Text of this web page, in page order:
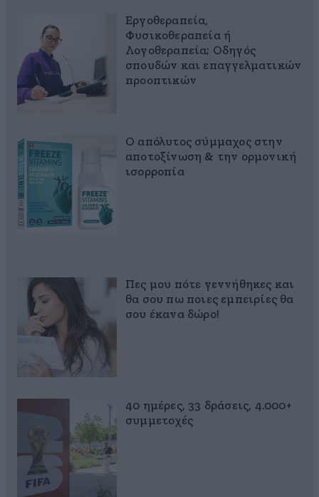
Εργοθεραπεία,
Φυσικοθεραπεία ή
Λογοθεραπεία; Οδηγός
σπουδών και επαγγελματικών
προοπτικών
Ο απόλυτος σύμμαχος στην
αποτοξίνωση & την ορμονική
ισορροπία
Πες μου πότε γεννήθηκες και
θα σου πω ποιες εμπειρίες θα
σου έκανα δώρο!
40 ημέρες, 33 δράσεις, 4.000+
συμμετοχές